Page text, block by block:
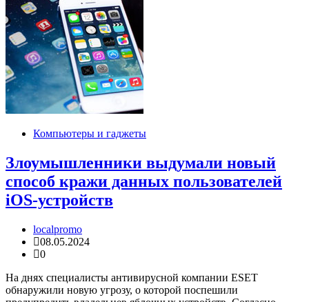
Компьютеры и гаджеты
Злоумышленники выдумали новый
способ кражи данных пользователей
iOS-устройств
localpromo
08.05.2024
0
На днях специалисты антивирусной компании ESET
обнаружили новую угрозу, о которой поспешили